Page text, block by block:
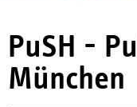
PuSH -
München